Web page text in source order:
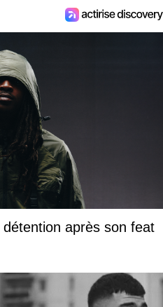
après son feat